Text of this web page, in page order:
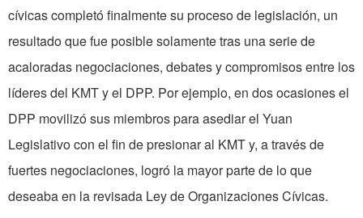
cívicas completó finalmente su proceso de legislación, un
resultado que fue posible solamente tras una serie de
acaloradas negociaciones, debates y compromisos entre los
líderes del KMT y el DPP. Por ejemplo, en dos ocasiones el
DPP movilizó sus miembros para asediar el Yuan
Legislativo con el fin de presionar al KMT y, a través de
fuertes negociaciones, logró la mayor parte de lo que
deseaba en la revisada Ley de Organizaciones Cívicas.